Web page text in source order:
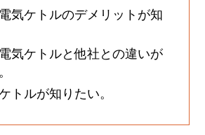
気ケトルのデメリットが知
気ケトルと他社との違いが
トルが知りたい。